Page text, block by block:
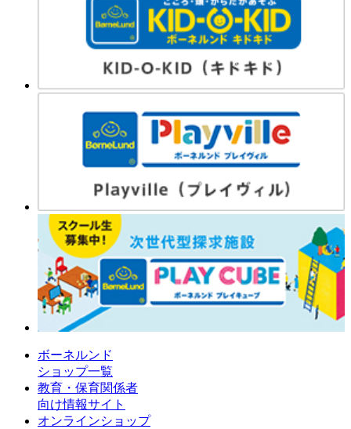
ボーネルンド
ショップ一覧
教育・保育関係者
向け情報サイト
オンラインショップ